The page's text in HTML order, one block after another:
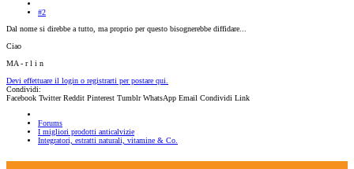
#2
Dal nome si direbbe a tutto, ma proprio per questo bisognerebbe diffidare...
Ciao
MA - r l i n
Devi effettuare il login o registrarti per postare qui.
Condividi:
Facebook Twitter Reddit Pinterest Tumblr WhatsApp Email Condividi Link
Forums
I migliori prodotti anticalvizie
Integratori, estratti naturali, vitamine & Co.